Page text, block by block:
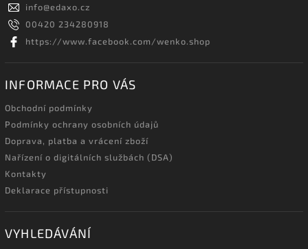
info@edaxo.cz
00420 234280918
https://www.facebook.com/wenko.shop
INFORMACE PRO VÁS
Obchodní podmínky
Podmínky ochrany osobních údajů
Doprava, platba a vrácení zboží
Nařízení o digitálních službách (DSA)
Kontakty
Deklarace přístupnosti
VYHLEDÁVÁNÍ